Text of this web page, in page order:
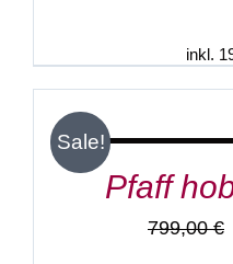
inkl.
Sale!
Pfaff
799,00€